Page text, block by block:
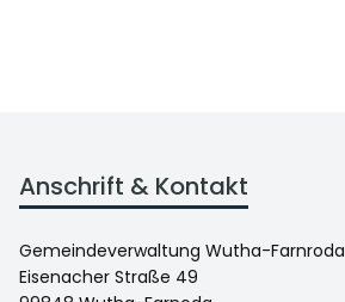
Anschrift & Kontakt
Gemeindeverwaltung Wutha-Farnroda
Eisenacher Straße 49